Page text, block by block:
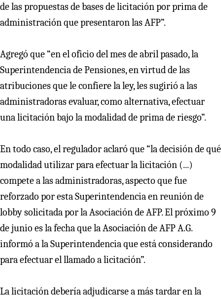
de las propuestas de bases de licitación por prima de
administración que presentaron las AFP”.
Agregó que “en el oficio del mes de abril pasado, la
Superintendencia de Pensiones, en virtud de las
atribuciones que le confiere la ley, les sugirió a las
administradoras evaluar, como alternativa, efectuar
una licitación bajo la modalidad de prima de riesgo”.
En todo caso, el regulador aclaró que “la decisión de qué
modalidad utilizar para efectuar la licitación (...)
compete a las administradoras, aspecto que fue
reforzado por esta Superintendencia en reunión de
lobby solicitada por la Asociación de AFP. El próximo 9
de junio es la fecha que la Asociación de AFP A.G.
informó a la Superintendencia que está considerando
para efectuar el llamado a licitación”.
La licitación debería adjudicarse a más tardar en la